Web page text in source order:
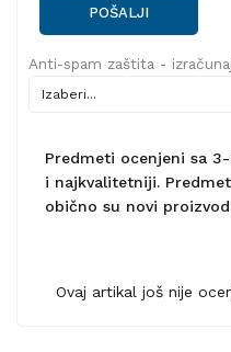
POŠALJI
Anti-spam zaštita -
Predmeti ocenjeni sa
i najkvalitetniji.
obično su novi
Ovaj artikal još nije